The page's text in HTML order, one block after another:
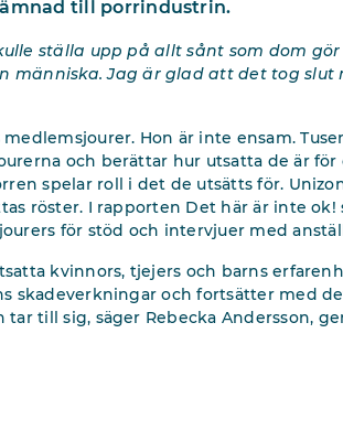
till porrindustrin.
ställa upp på allt sånt som dom
människa. Jag är glad att det tog
Hon är inte ensam.
och berättar hur utsatta de är för
spelar roll i det de utsätts för.
röster. I rapporten Det här är inte ok!
för stöd och intervjuer med
kvinnors, tjejers och barns
skadeverkningar och fortsätter med
till sig, säger Rebecka Andersson,